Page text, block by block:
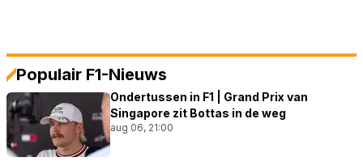
Populair F1-Nieuws
Ondertussen in F1 | Grand Prix van
Singapore zit Bottas in de weg
aug 06, 21:00